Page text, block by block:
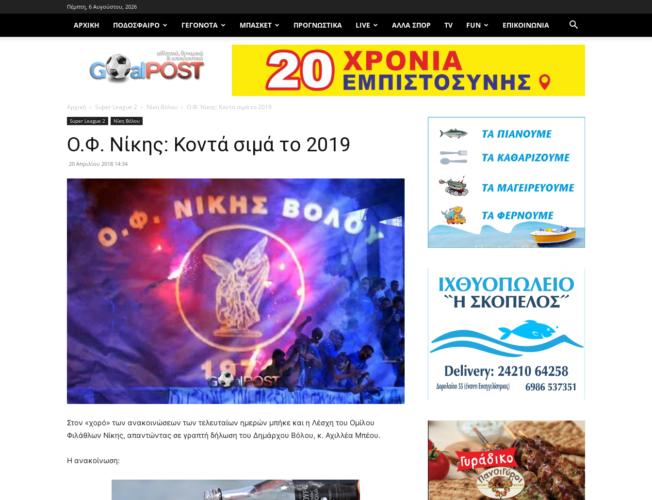
Πέμπτη, 6 Αυγούστου, 2026
ΑΡΧΙΚΗ ΠΟΔΌΣΦΑΙΡΟ ΓΕΓΟΝΌΤΑ ΜΠΆΣΚΕΤ ΠΡΟΓΝΩΣΤΙΚΑ LIVE ΆΛΛΑ ΣΠΟΡ TV FUN ΕΠΙΚΟΙΝΩΝΊΑ
Goalpost.gr
Αρχική Super League 2 Νίκη Βόλου Ο.Φ. Νίκης: Κοντά σιμά το 2019
Super League 2 Νίκη Βόλου
Ο.Φ. Νίκης: Κοντά σιμά το 2019
20 Απριλίου 2018 14:34
Στον «χορό» των ανακοινώσεων των τελευταίων ημερών μπήκε και η Λέσχη του Ομίλου
Φιλάθλων Νίκης, απαντώντας σε γραπτή δήλωση του Δημάρχου Βόλου, κ. Αχιλλέα Μπέου.
Η ανακοίνωση: